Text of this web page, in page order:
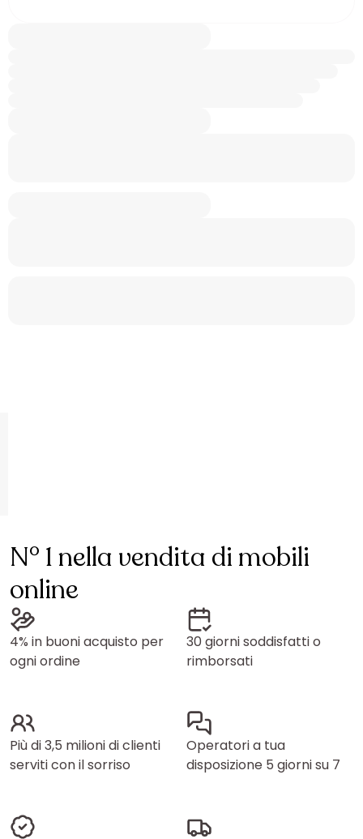
N° 1 nella vendita di mobili
online
4% in buoni acquisto per
ogni ordine
30 giorni soddisfatti o
rimborsati
Più di 3,5 milioni di clienti
serviti con il sorriso
Operatori a tua
disposizione 5 giorni su 7